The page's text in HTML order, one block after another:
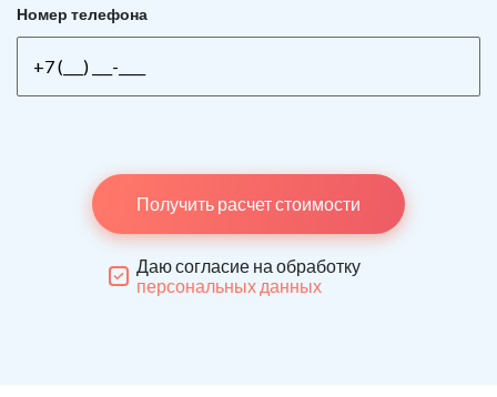
Номер телефона
Получить расчет стоимости
Даю согласие на обработку
персональных данных